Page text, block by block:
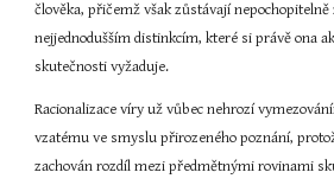
člověka, přičemž však zůstávají
nejjednodušším distinkcím, které si právě ona
skutečnosti vyžaduje.
Racionalizace víry už vůbec nehrozí
vzatému ve smyslu přirozeného poznání,
zachován rozdíl mezi předmětnými rovinami